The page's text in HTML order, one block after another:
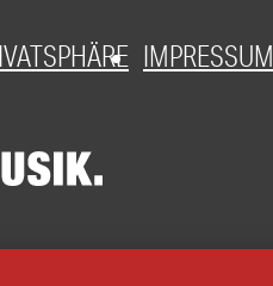
IMPRESSUM